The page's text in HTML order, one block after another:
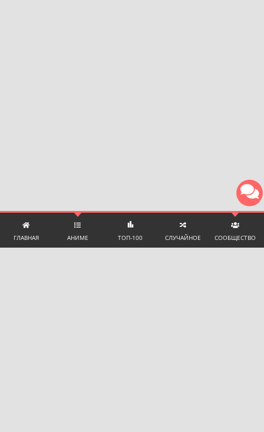
ГЛАВНАЯ АНИМЕ ТОП-100 СЛУЧАЙНОЕ СООБЩЕСТВО